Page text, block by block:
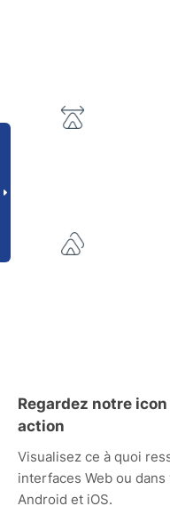
Regardez notre
action
Visualisez ce à quoi
interfaces Web ou
Android et iOS.